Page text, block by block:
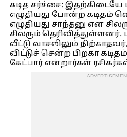
கடித சர்ச்சை: இதற்கிடையே
எழுதியது போன்ற கடிதம்
எழுதியது சாந்தனு என
சிலரும் தெரிவித்துள்ளனர்.
வீட்டு வாசலிலும்
விட்டுச் சென்ற பிறகா
கேட்பார் என்றார்கள்